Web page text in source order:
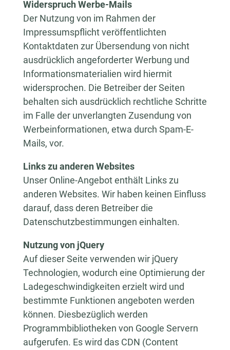
Widerspruch Werbe-Mails
Der Nutzung von im Rahmen der
Impressumspflicht veröffentlichten
Kontaktdaten zur Übersendung von nicht
ausdrücklich angeforderter Werbung und
Informationsmaterialien wird hiermit
widersprochen. Die Betreiber der Seiten
behalten sich ausdrücklich rechtliche Schritte
im Falle der unverlangten Zusendung von
Werbeinformationen, etwa durch Spam-E-
Mails, vor.
Links zu anderen Websites
Unser Online-Angebot enthält Links zu
anderen Websites. Wir haben keinen Einfluss
darauf, dass deren Betreiber die
Datenschutzbestimmungen einhalten.
Nutzung von jQuery
Auf dieser Seite verwenden wir jQuery
Technologien, wodurch eine Optimierung der
Ladegeschwindigkeiten erzielt wird und
bestimmte Funktionen angeboten werden
können. Diesbezüglich werden
Programmbibliotheken von Google Servern
aufgerufen. Es wird das CDN (Content